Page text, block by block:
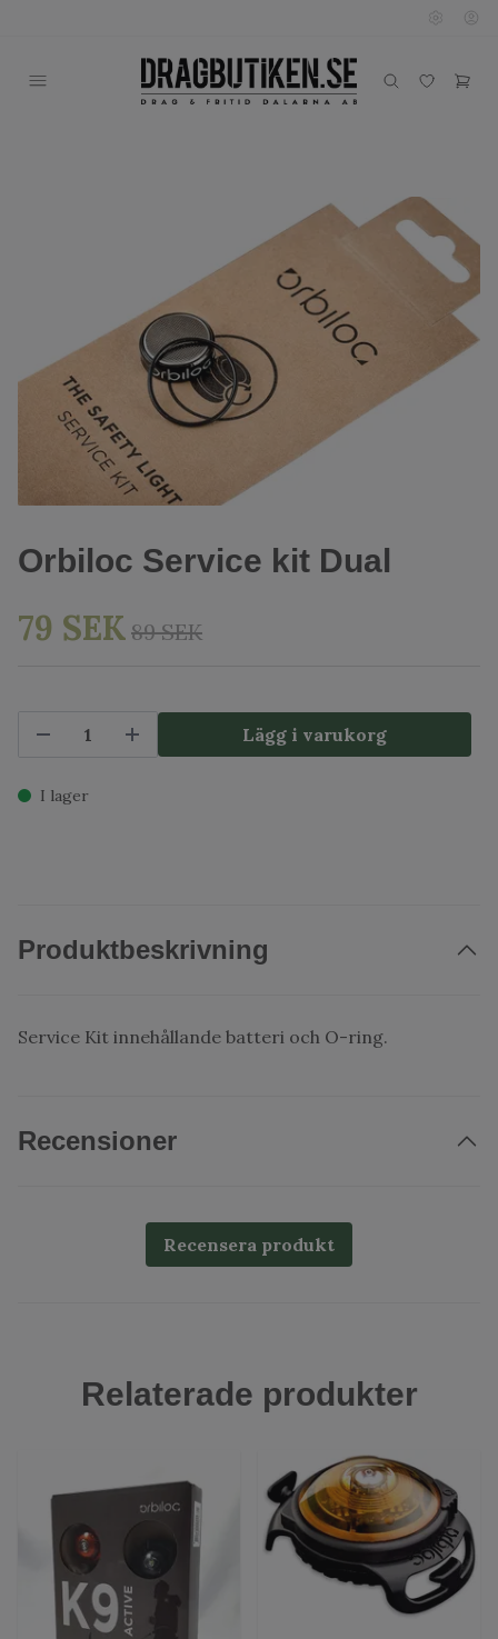
Orbiloc Service kit Dual
79 SEK 89 SEK
Lägg i varukorg
I lager
Produktbeskrivning
Service Kit innehållande batteri och O-ring.
Recensioner
Recensera produkt
Relaterade produkter